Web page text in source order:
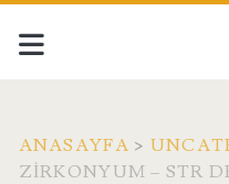
ANASAYFA >
ZIRKONYUM – STR